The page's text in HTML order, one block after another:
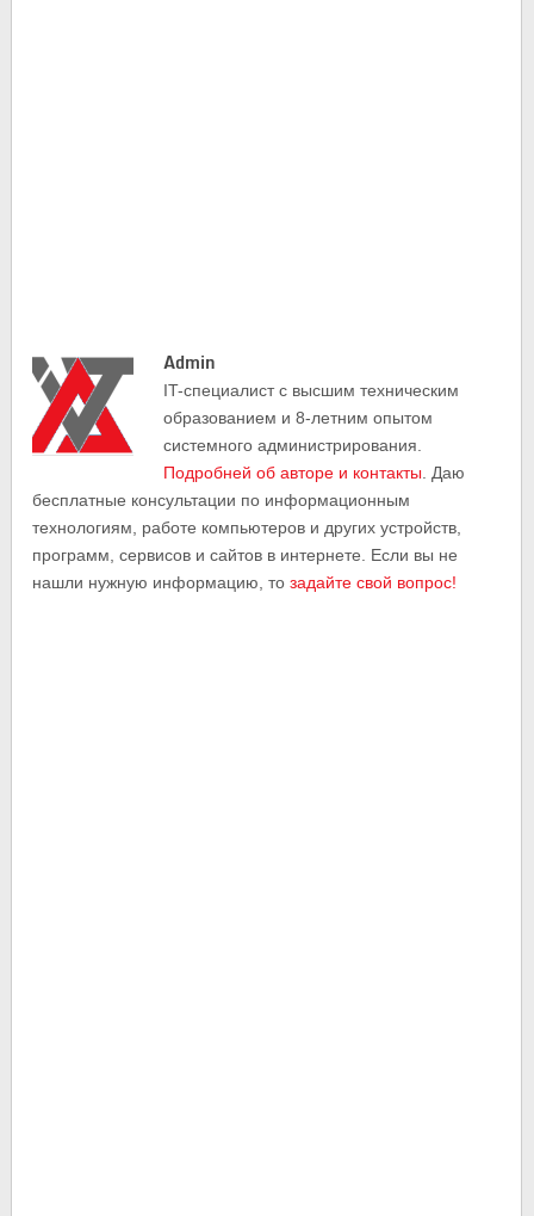
Admin
IT-cпециалист с высшим техническим
образованием и 8-летним опытом
системного администрирования.
Подробней об авторе и контакты . Даю
бесплатные консультации по информационным
технологиям, работе компьютеров и других устройств,
программ, сервисов и сайтов в интернете. Если вы не
нашли нужную информацию, тозадайте свой вопрос!